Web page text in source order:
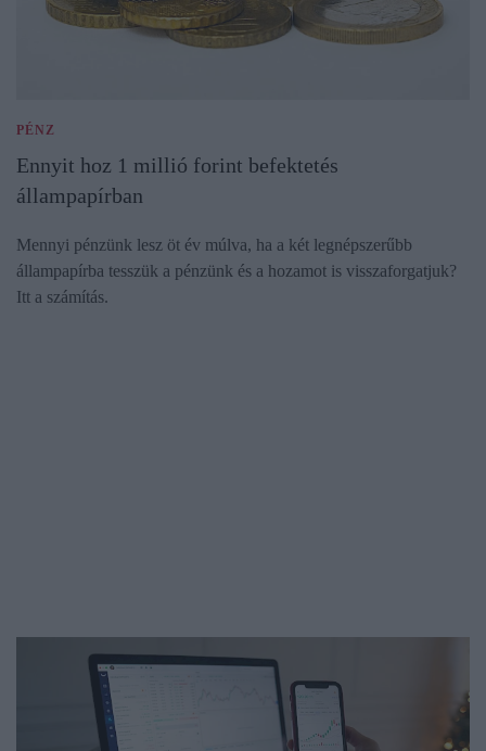
PÉNZ
Ennyit hoz 1 millió forint befektetés
állampapírban
Mennyi pénzünk lesz öt év múlva, ha a két legnépszerűbb
állampapírba tesszük a pénzünk és a hozamot is visszaforgatjuk?
Itt a számítás.